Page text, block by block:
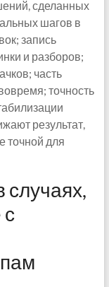
сделанных
шагов в
запись
и разборов;
часть
точность
результат,
точной для
случаях,
с